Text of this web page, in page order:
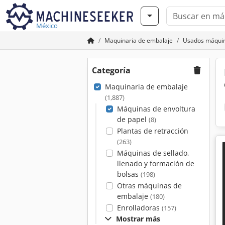
México
Maquinaria de embalaje Usados
Categoría
Maquinaria de embalaje
(1,887)
Máquinas de envoltura
de papel (8)
Plantas de retracción
(263)
Máquinas de sellado,
llenado y formación de
bolsas (198)
Otras máquinas de
embalaje (180)
Enrolladoras (157)
Mostrar más